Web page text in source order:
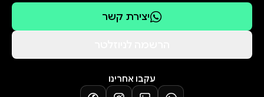
יצירת קשר
עקבו אחרינו